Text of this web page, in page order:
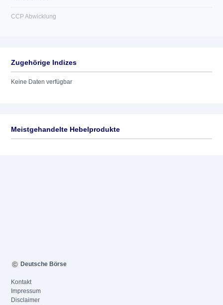
CCP Abwicklung
Zugehörige Indizes
Keine Daten verfügbar
Meistgehandelte Hebelprodukte
Deutsche Börse
Kontakt
Impressum
Disclaimer